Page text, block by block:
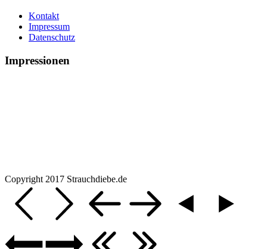
Kontakt
Impressum
Datenschutz
Impressionen
Copyright 2017 Strauchdiebe.de